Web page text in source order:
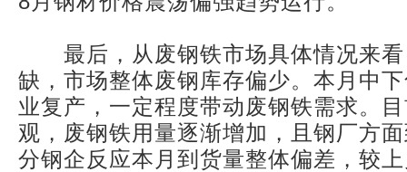
最后，从废钢铁市场具体情况来看
缺，市场整体废钢库存偏少。本月中
业复产，一定程度带动废钢铁需求。
观，废钢铁用量逐渐增加，且钢厂方
分钢企反应本月到货量整体偏差，较